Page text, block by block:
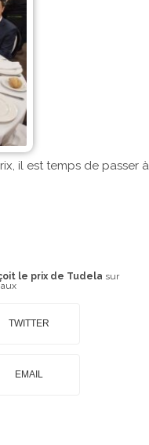
il est temps de passer à
le prix de Tudela sur
TWITTER
EMAIL